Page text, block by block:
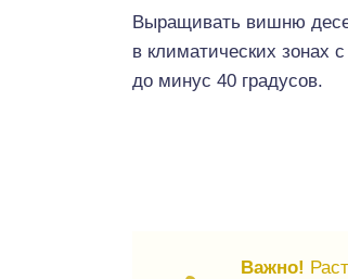
Выращивать вишню
в климатических зонах
до минус 40 градусов.
Важно!